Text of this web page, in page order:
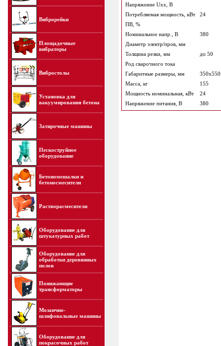
Виброрейки
Площадочные
вибраторы
Вибростолы
Установка для
вакуумирования бетона
Затирочные машины
Пескоструйное
оборудование
Бетономешалки и
бетоносмесители
Растворасмесители
Оборудование для
штукатурных работ
Оборудование для
обработки деревянных
полов
Понижающие
трансформаторы
Мозаично-
шлифовальные машины
Оборудование для
покрасочных работ
Напряжение Uxx, В
Потребляемая мощность, кВт
24
ПВ, %
Номинальное напр., В
380
Диаметр электр/пров, мм
Толщина резки, мм
до 50
Род сварочного тока
Габаритные размеры, мм
Масса, кг
155
Мощность номинальная, кВт
24
Напряжение питания, В
380